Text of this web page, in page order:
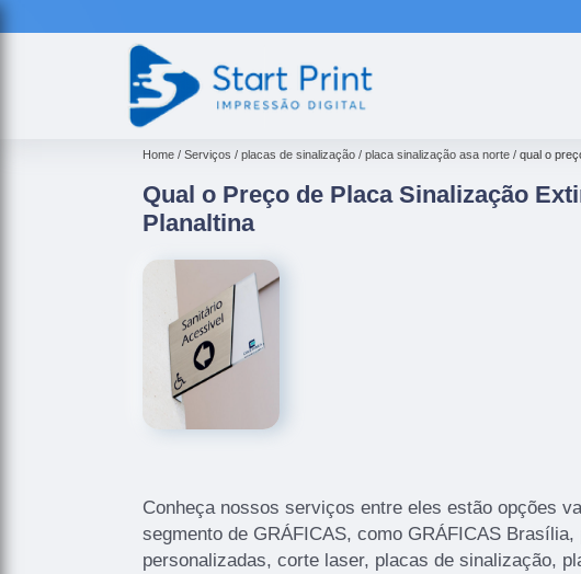
Home Serviços placas de sinalização placa sinalização asa norte qual o
Qual o Preço de Placa Sinalização
Planaltina
Conheça nossos serviços entre eles estão opções
segmento de GRÁFICAS, como GRÁFICAS Brasília,
personalizadas, corte laser, placas de sinalização,